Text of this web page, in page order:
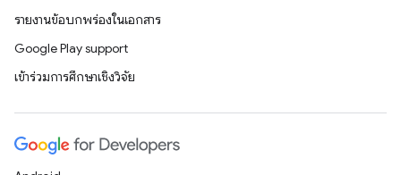
รายงานข้อบกพร่องในเอกสาร
Google Play support
เข้าร่วมการศึกษาเชิงวิจัย